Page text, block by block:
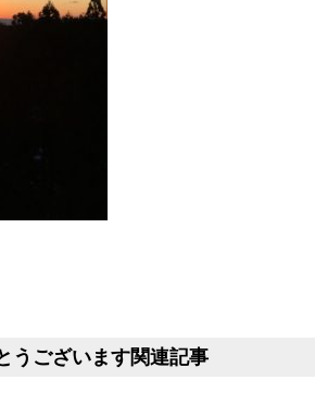
うございます関連記事